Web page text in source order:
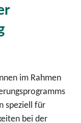
im Rahmen
speziell für
bei der